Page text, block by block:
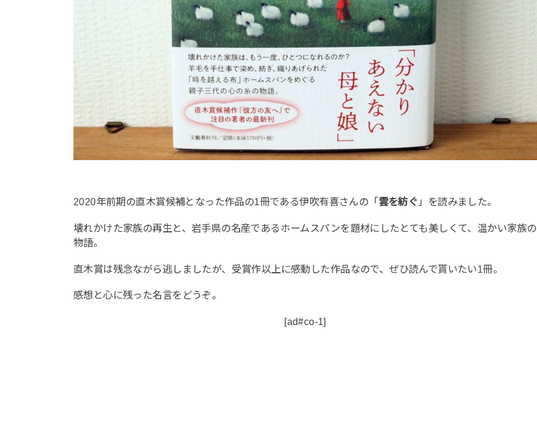
2020年前期の直木賞候補となった作品の1冊である伊吹有喜さんの「雲を紡ぐ 」を読みました。
壊れかけた家族の再生と、岩手県の名産であるホームスパンを題材にしたとても美しくて、温かい家族の
物語。
直木賞は残念ながら逃しましたが、受賞作以上に感動した作品なので、ぜひ読んで貰いたい1冊。
感想と心に残った名言をどうぞ。
[ad#co-1]